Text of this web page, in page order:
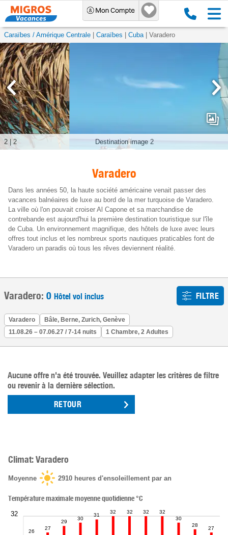
Caraïbes / Amérique Centrale Caraïbes Cuba Varadero
Destination image 2
2 2
Varadero
Dans les années 50, la haute société américaine venait passer des
vacances balnéaires de luxe au bord de la mer turquoise de Varadero.
La ville où l'on pouvait croiser Al Capone et sa marchandise de
contrebande est aujourd'hui la première destination touristique sur l'île
de Cuba. Un environnement magnifique, des hôtels de luxe avec leurs
offres tout inclus et les nombreux sports nautiques praticables font de
Varadero un paradis où tous les rêves deviennent réalité.
Varadero: 0 Hôtel vol inclus FILTRE
Varadero
Bâle, Berne, Zurich, Genève
11.08.26 – 07.06.27 / 7-14 nuits
1 Chambre, 2 Adultes
Aucune offre n'a été trouvée. Veuillez adapter les critères de filtre
ou revenir à la dernière sélection.
RETOUR
Climat: Varadero
Moyenne 2910 heures d'ensoleillement par an
32
Température maximale moyenne quotidienne °C
26
27
29
30
31
32 32 32
32
30
28
27